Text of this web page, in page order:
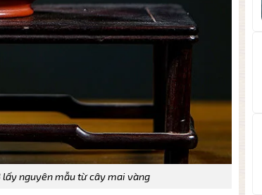
lấy nguyên mẫu từ cây mai vàng